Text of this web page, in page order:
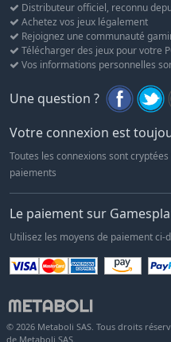
Distributeur officiel, reconnu
Achetez vos jeux légalement
Rejoignez une communauté
Télécharger des jeux pour votre
Vos informations personnelles
Une question ?
Votre connexion est
Toutes les connexions sont
paiements
Le paiement sur
Utilisez les moyens de paiement
© 2026 Metaboli SAS. Tous droits
de Metaboli SAS.